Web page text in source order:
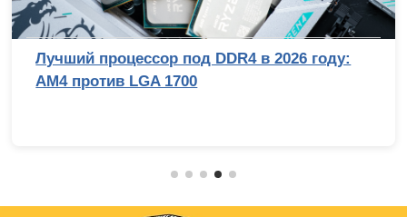
Лучший процессор под DDR4 в 2026 году:
AM4 против LGA 1700